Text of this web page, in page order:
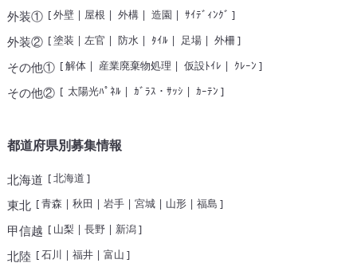
外装①[外壁| 屋根 | 外構| 造園 | ｻｲﾃﾞｨﾝｸﾞ ]
外装②[塗装 | 左官 | 防水| ﾀｲﾙ | 足場| 外柵 ]
その他①[解体| 産業廃棄物処理 | 仮設ﾄｲﾚ | ｸﾚｰﾝ ]
その他②[ 太陽光ﾊﾟﾈﾙ | ｶﾞﾗｽ・ｻｯｼ | ｶｰﾃﾝ ]
都道府県別募集情報
北海道 [北海道 ]
東北 [青森 | 秋田 | 岩手| 宮城| 山形| 福島 ]
甲信越 [ 山梨 | 長野| 新潟]
北陸 [石川 | 福井| 富山 ]